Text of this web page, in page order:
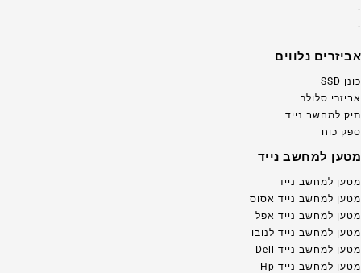
.
.
אביזרים נלווים
כונן SSD
אביזרי סלולר
תיק למחשב נייד
ספק כוח
מטען למחשב נייד
מטען למחשב נייד
מטען למחשב נייד אסוס
מטען למחשב נייד אפל
מטען למחשב נייד לנובו
מטען למחשב נייד Dell
מטען למחשב נייד Hp